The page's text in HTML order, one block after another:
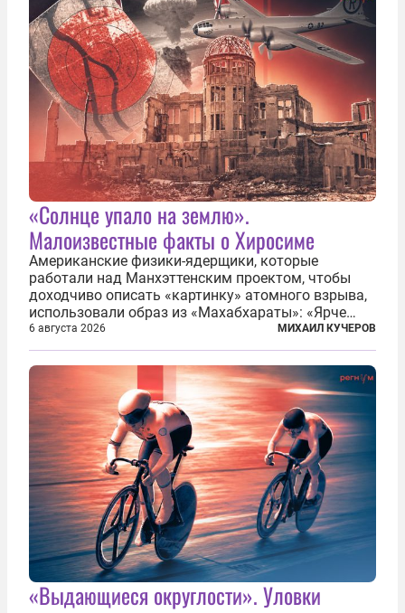
«Солнце упало на землю».
Малоизвестные факты о Хиросиме
Американские физики-ядерщики, которые
работали над Манхэттенским проектом, чтобы
доходчиво описать «картинку» атомного взрыва,
использовали образ из «Махабхараты»: «Ярче
тысячи солнц пылало это пламя». Не все жители
японских городов Хиросимы и Нагасаки, на
которых США в августе 1945 года поставили...
6 августа 2026 МИХАИЛ КУЧЕРОВ
«Выдающиеся округлости». Уловки